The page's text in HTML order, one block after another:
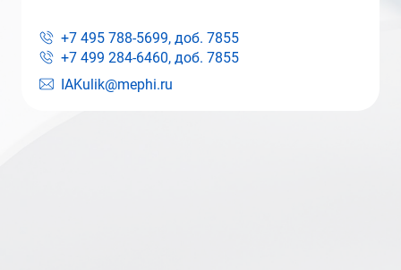
IAKulik@mephi.ru
+7 495 788-5699, доб. 7855
+7 499 284-6460, доб. 7855